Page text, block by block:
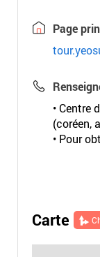
Page
• Centre
(coréen,
• Pour
Carte